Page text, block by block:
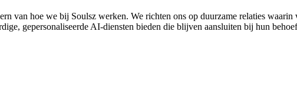
van hoe we bij Soulsz werken. We richten ons op duurzame relaties
gepersonaliseerde AI-diensten bieden die blijven aansluiten bij hun